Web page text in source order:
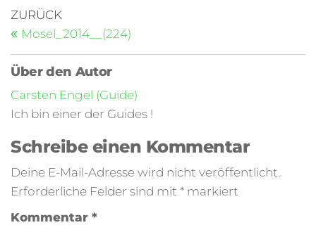
ZURÜCK
Mosel_2014__(224)
Über den Autor
Carsten Engel (Guide)
Ich bin einer der Guides !
Schreibe einen Kommentar
Deine E-Mail-Adresse wird nicht veröffentlicht.
Erforderliche Felder sind mit * markiert
Kommentar *